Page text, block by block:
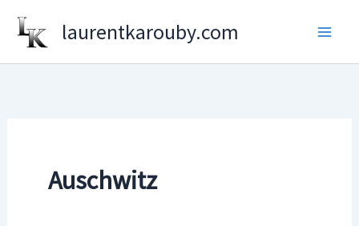
laurentkarouby.com
Auschwitz